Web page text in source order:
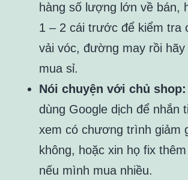
hàng số lượng lớn về bán,
1 – 2 cái trước để kiểm tra
vải vóc, đường may rồi hãy
mua sỉ.
Nói chuyện với chủ shop:
dùng Google dịch để nhắn
xem có chương trình giảm
không, hoặc xin họ fix
nếu mình mua nhiều.